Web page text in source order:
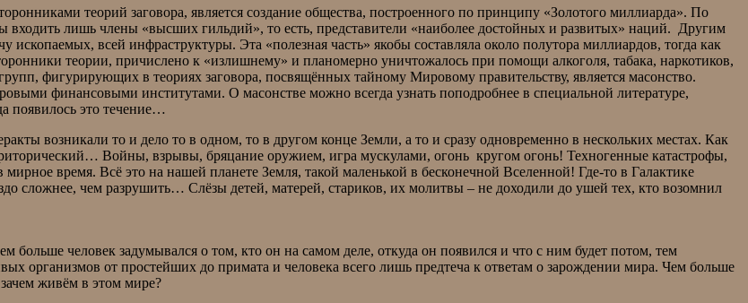
теорий заговора, является создание общества, построенного по принципу «Золотого миллиарда». По
лишь члены «высших гильдий», то есть, представители «наиболее достойных и развитых» наций. Другим
всей инфраструктуры. Эта «полезная часть» якобы составляла около полутора миллиардов, тогда как
теории, причислено к «излишнему» и планомерно уничтожалось при помощи алкоголя, табака, наркотиков,
фигурирующих в теориях заговора, посвящённых тайному Мировому правительству, является масонство.
финансовыми институтами. О масонстве можно всегда узнать поподробнее в специальной литературе,
появилось это течение…
возникали то и дело то в одном, то в другом конце Земли, а то и сразу одновременно в нескольких местах. Как
Войны, взрывы, бряцание оружием, игра мускулами, огонь кругом огонь! Техногенные катастрофы,
время. Всё это на нашей планете Земля, такой маленькой в бесконечной Вселенной! Где-то в Галактике
сложнее, чем разрушить… Слёзы детей, матерей, стариков, их молитвы – не доходили до ушей тех, кто возомнил
больше человек задумывался о том, кто он на самом деле, откуда он появился и что с ним будет потом, тем
организмов от простейших до примата и человека всего лишь предтеча к ответам о зарождении мира. Чем больше
живём в этом мире?